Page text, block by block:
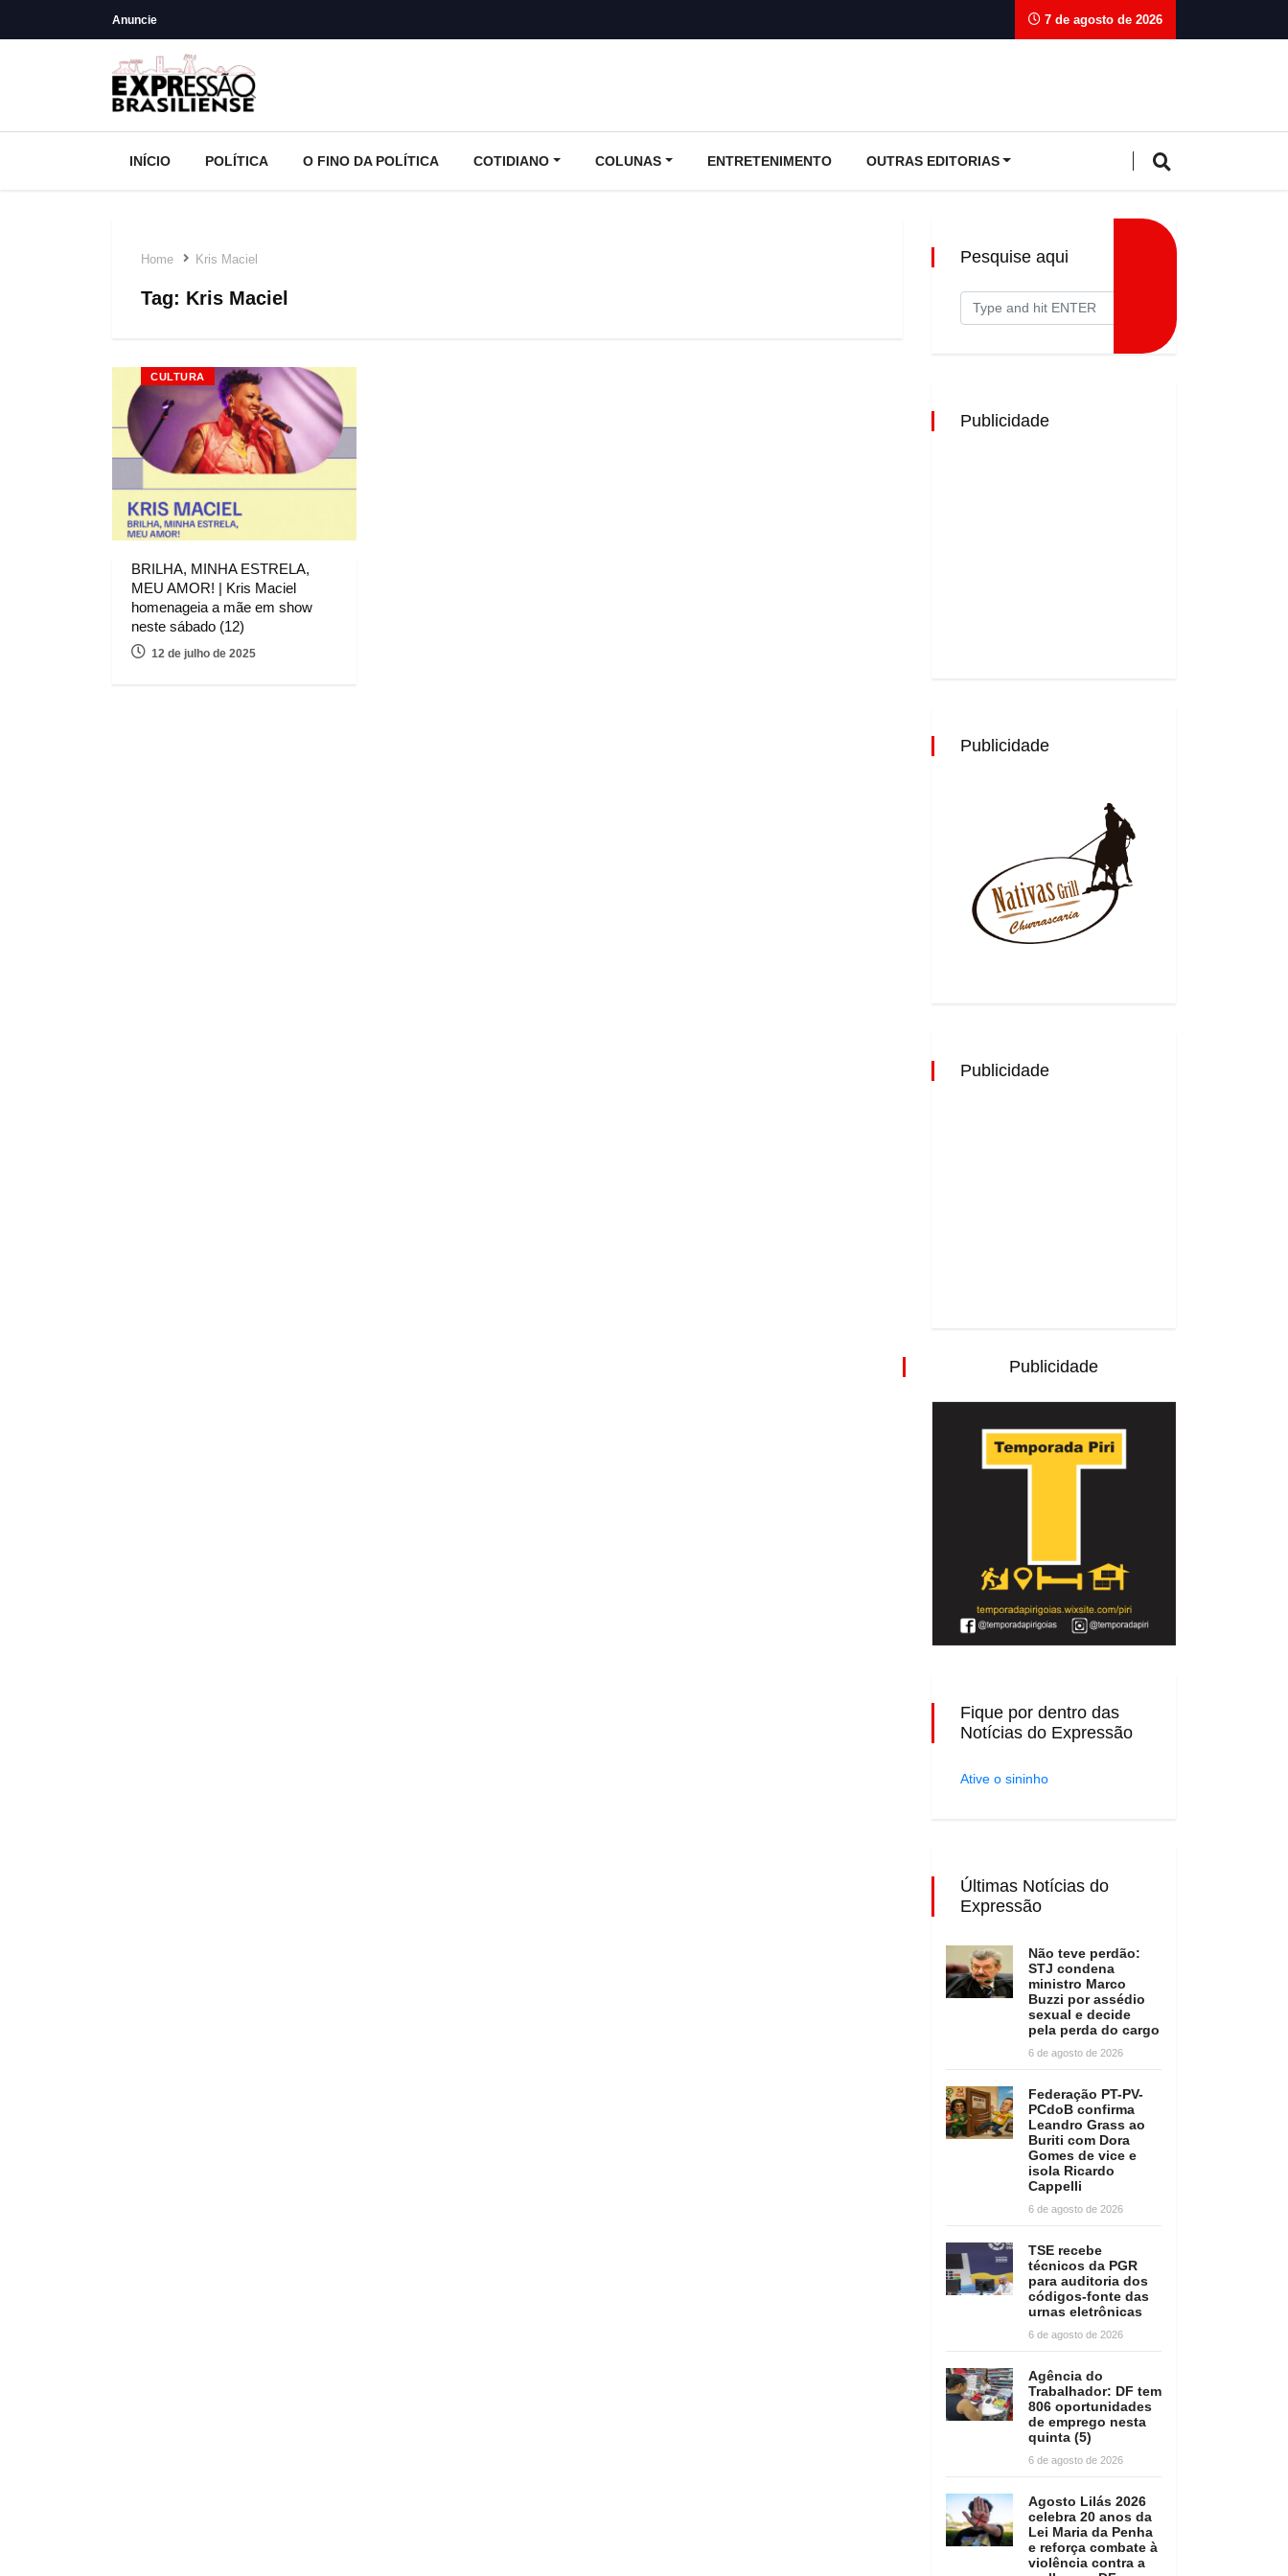
Anuncie 7 de agosto de 2026
INÍCIO POLÍTICA O FINO DA POLÍTICA COTIDIANO COLUNAS ENTRETENIMENTO OUTRAS EDITORIAS
Home Kris Maciel
Tag: Kris Maciel
CULTURA
BRILHA, MINHA ESTRELA,
MEU AMOR! | Kris Maciel
homenageia a mãe em show
neste sábado (12)
12 de julho de 2025
Pesquise aqui
Publicidade
Publicidade
Publicidade
Publicidade
Fique por dentro das
Notícias do Expressão
Ative o sininho
Últimas Notícias do
Expressão
Não teve perdão:
STJ condena
ministro Marco
Buzzi por assédio
sexual e decide
pela perda do cargo
6 de agosto de 2026
Federação PT-PV-
PCdoB confirma
Leandro Grass ao
Buriti com Dora
Gomes de vice e
isola Ricardo
Cappelli
6 de agosto de 2026
TSE recebe
técnicos da PGR
para auditoria dos
códigos-fonte das
urnas eletrônicas
6 de agosto de 2026
Agência do
Trabalhador: DF tem
806 oportunidades
de emprego nesta
quinta (5)
6 de agosto de 2026
Agosto Lilás 2026
celebra 20 anos da
Lei Maria da Penha
e reforça combate à
violência contra a